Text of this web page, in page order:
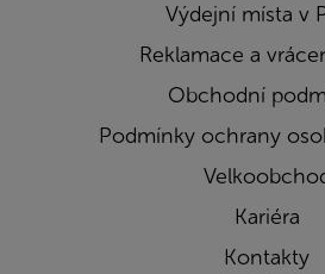
Výdejní místa v
Reklamace a
Obchodní
Podmínky ochrany
Kariéra
Kontakty